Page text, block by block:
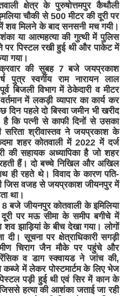
क्षेत्र के पुरुषोत्तमपुर कैथौली
चौकी से 500 मीटर की दूरी पर
शव मिलने के बाद सनसनी मच गयी।
या आत्महत्या की गुत्थी में पुलिस
पिस्टल रखी हुई थी और पाकेट में
गया।
की सुबह 7 बजे जयप्रकाश
पुत्र स्वर्गीय राम नारायन लाल
बिजली विभाग में ठेकेदारी व मीटर
में लकड़ी व्यापार का कार्य कर
पहले दो बिस्वा जमीन भी खरीद
है कि पत्नी से काफी दिनों से उसका
सरिता श्रीवास्तव ने जयप्रकाश के
शहर कोतवाली में 2022 में दर्ज
की सहायक अध्यापिका है जो शहर
हैं। दो बच्चे निखिल और अखिल
ही रहते थे। विवाद के कारण पति-
जिस वजह से जयप्रकाश जीयनपुर में
था।
बजे जीयनपुर कोतवाली के इमिलिया
पर मऊ सीमा के समीप बगीचे में
झाड़ियां के बीच देखा गया। लोगों
सूचना पर क्षेत्राधिकारी सगड़ी
चिराग जैन मौके पर पहुंचे और
व डाग स्क्वायड ने जांच की,
में लेकर पोस्टमार्टम के लिए भेज
पड़ी हुई थी एवं सिर में कान के
हत्या की आशंका जताई जा रही